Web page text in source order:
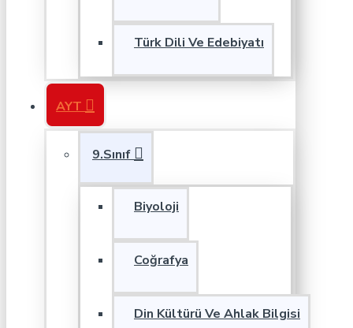
Türk Dili Ve Edebiyatı
AYT
9.Sınıf
Biyoloji
Coğrafya
Din Kültürü Ve Ahlak Bilgisi